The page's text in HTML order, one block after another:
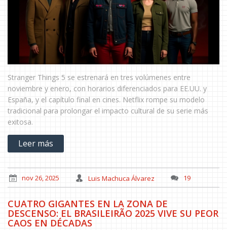
Stranger Things 5 se estrenará en tres volúmenes entre
noviembre y enero, con horarios diferenciados para EE.UU. y
España, y el capítulo final en cines. Netflix rompe su modelo
tradicional para prolongar el impacto cultural de su serie más
exitosa.
Leer más
nov 26, 2025 Luis Machuca Álvarez 19
CUATRO GIGANTES EN LA ZONA DE
DESCENSO: EL BRASILEIRÃO 2025 VIVE SU PEOR
CAOS EN DÉCADAS